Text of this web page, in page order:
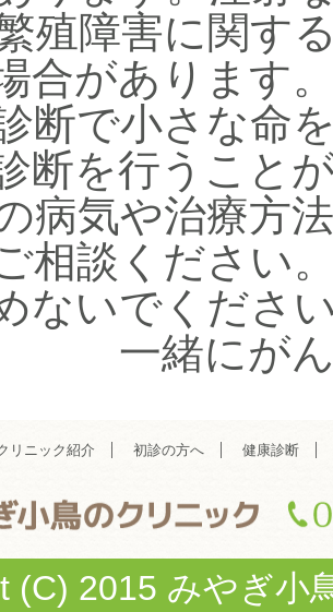
殖障害に関す
合があります
断で小さな命
断を行うこと
病気や治療方
相談ください
ないでくださ
一緒にが
リニック紹介 初診の方へ 健康診断
(C) 2015 みやぎ小